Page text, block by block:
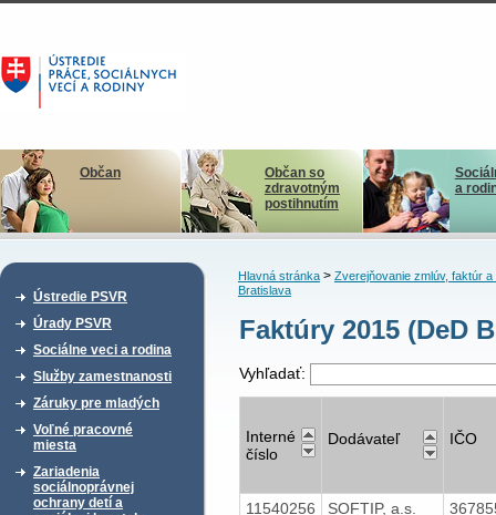
Občan
Občan so
zdravotným
postihnutím
a
Ústredie PSVR
Úrady PSVR
Sociálne veci a rodina
Služby zamestnanosti
Záruky pre mladých
Voľné pracovné
miesta
Zariadenia
sociálnoprávnej
ochrany detí a
Hlavná stránka> Zverejňovanie zmlúv, faktúr a
Bratislava
Faktúry 2015 (DeD
Vyhľadať:
Interné
číslo
Dodávateľ IČO
11540256
SOFTIP, a.s.